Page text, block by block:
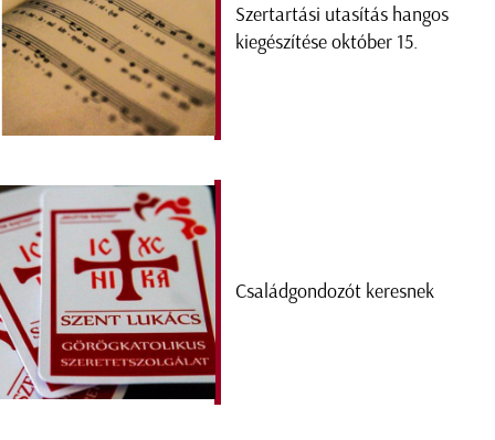
Szertartási utasítás hangos
kiegészítése október 15.
Családgondozót keresnek